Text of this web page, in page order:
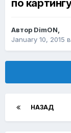
по
Автор DimON,
January 10, 2015 в
НАЗАД